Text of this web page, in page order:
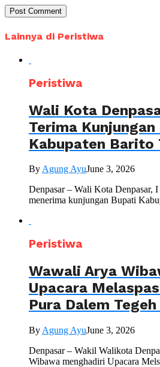
Lainnya di Peristiwa
Peristiwa
Wali Kota
Terima
Kabupaten Barito
ByAgung AyuJune 3, 2026
Denpasar – Wali Kota Denpasar,
menerima kunjungan Bupati
Peristiwa
Wawali Arya
Upacara
Pura Dalem
By Agung AyuJune 3, 2026
Denpasar – Wakil Walikota
Wibawa menghadiri Upacara